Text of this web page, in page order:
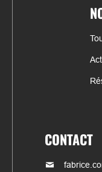
CONTACT